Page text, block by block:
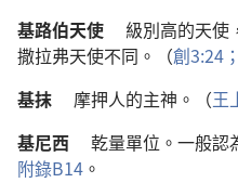
基路伯天使 級別高的天使
撒拉弗天使不同 。（創3:24；
基抹
摩押人的主神 。（王
基尼西
乾量單位 。 一般認
附錄B14 。